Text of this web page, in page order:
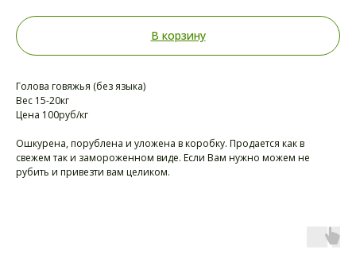
В корзину
Голова говяжья (без языка)
Вес 15-20кг
Цена 100руб/кг
Ошкурена, порублена и уложена в коробку. Продается как в
свежем так и замороженном виде. Если Вам нужно можем не
рубить и привезти вам целиком.